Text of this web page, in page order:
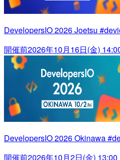
DevelopersIO 2026 Joetsu
開催前2026年10月16日(金)
DevelopersIO 2026 Okinawa
開催前2026年10月2日(金) 13:00